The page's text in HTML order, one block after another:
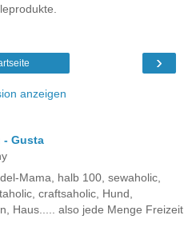
›
anzeigen
- Gusta
Mama, halb 100, sewaholic,
craftsaholic, Hund,
Haus..... also jede Menge Freizeit